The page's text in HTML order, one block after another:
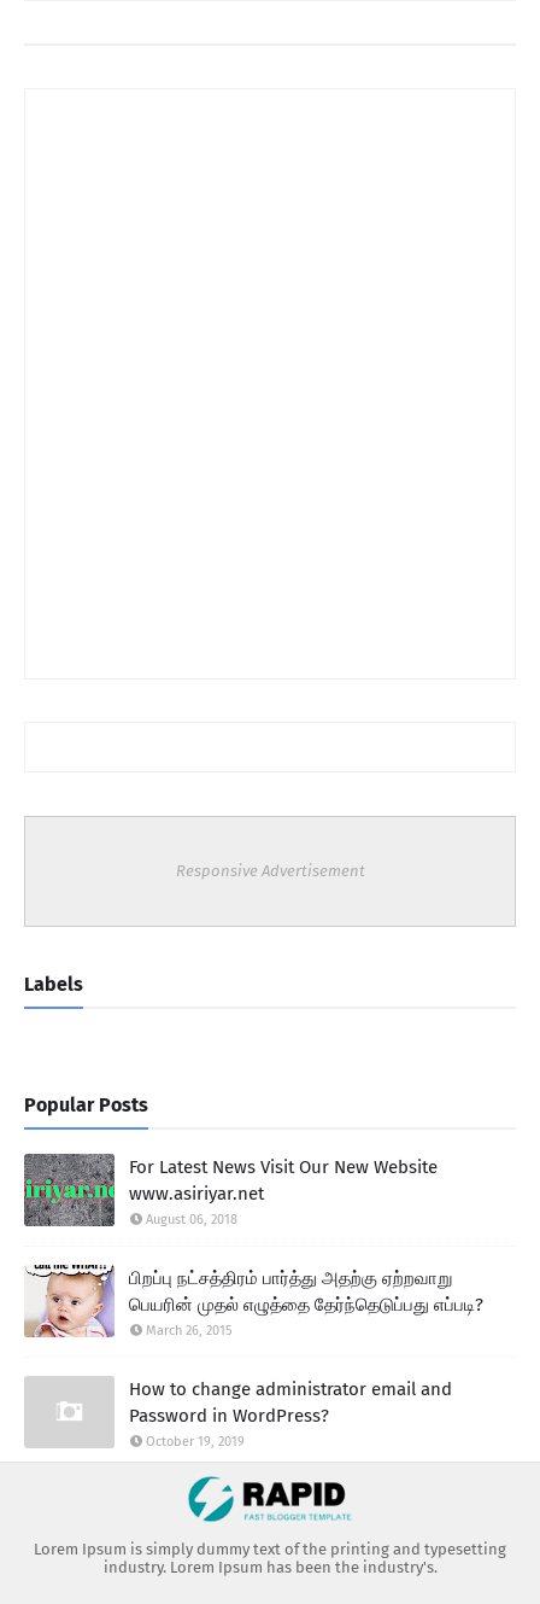
Responsive Advertisement
Labels
Popular Posts
For Latest News Visit Our New Website
www.asiriyar.net
August 06, 2018
பிறப்பு நட்சத்திரம் பார்த்து அதற்கு ஏற்றவாறு
பெயரின் முதல் எழுத்தை தேர்ந்தெடுப்பது எப்படி?
March 26, 2015
How to change administrator email and
Password in WordPress?
October 19, 2019
Lorem Ipsum is simply dummy text of the printing and typesetting
industry. Lorem Ipsum has been the industry's.